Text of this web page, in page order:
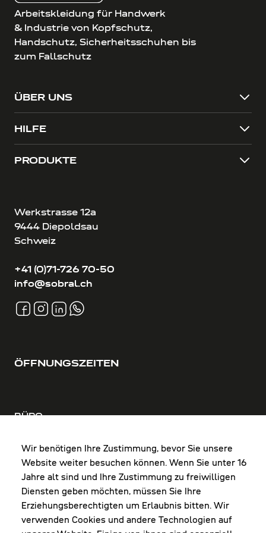
Wir benötigen Ihre Zustimmung, bevor Sie unsere
Website weiter besuchen können. Wenn Sie unter 16
Jahre alt sind und Ihre Zustimmung zu freiwilligen
Diensten geben möchten, müssen Sie Ihre
Erziehungsberechtigten um Erlaubnis bitten. Wir
verwenden Cookies und andere Technologien auf
Arbeitskleidung für Handwerk
& Industrie von Kopfschutz,
Handschutz, Sicherheitsschuhen bis
zum Fallschutz
ÜBER UNS
HILFE
PRODUKTE
Werkstrasse 12a
9444 Diepoldsau
Schweiz
+41 (0)71-726 70-50
info@sobral.ch
ÖFFNUNGSZEITEN
BÜRO
FR: 8:00-12:00 & 13:00-16:00 Uhr
Shop Diepoldsau
MO-Do: 8:00-12:00 & 13:00-17:30 Uhr
Fr: 8:00-16:00 Uhr
1. Samstag im Monat: 9:00-16:00 Uhr